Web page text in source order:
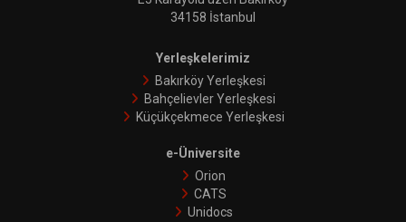
34158 İstanbul
Yerleşkelerimiz
Bakırköy Yerleşkesi
Bahçelievler Yerleşkesi
Küçükçekmece Yerleşkesi
e-Üniversite
Orion
CATS
Unidocs